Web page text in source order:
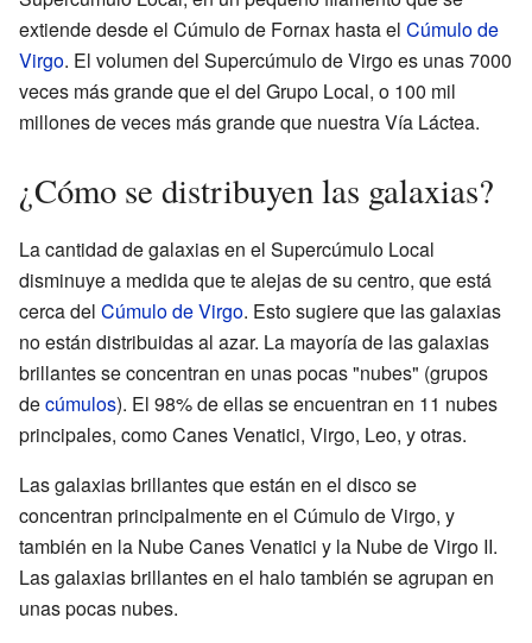
extiende desde el Cúmulo de Fornax hasta el Cúmulo de
Virgo. El volumen del Supercúmulo de Virgo es unas 7000
veces más grande que el del Grupo Local, o 100 mil
millones de veces más grande que nuestra Vía Láctea.
¿Cómo se distribuyen las galaxias?
La cantidad de galaxias en el Supercúmulo Local
disminuye a medida que te alejas de su centro, que está
cerca del Cúmulo de Virgo. Esto sugiere que las galaxias
no están distribuidas al azar. La mayoría de las galaxias
brillantes se concentran en unas pocas "nubes" (grupos
decúmulos). El 98% de ellas se encuentran en 11 nubes
principales, como Canes Venatici, Virgo, Leo, y otras.
Las galaxias brillantes que están en el disco se
concentran principalmente en el Cúmulo de Virgo, y
también en la Nube Canes Venatici y la Nube de Virgo II.
Las galaxias brillantes en el halo también se agrupan en
unas pocas nubes.